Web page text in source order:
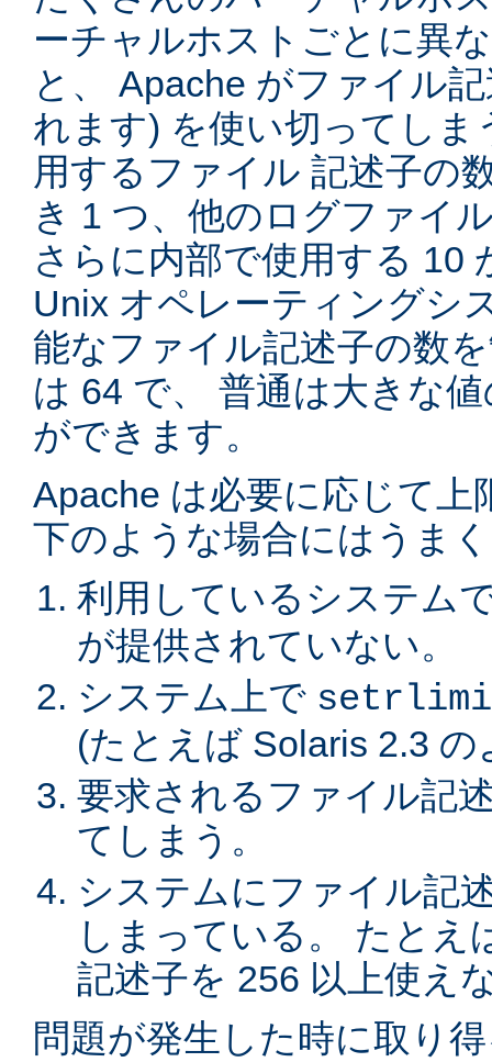
ーチャルホストごとに異
と、 Apache がファイル
れます) を使い切ってし
用するファイル 記述子の
き 1 つ、他のログファイ
さらに内部で使用する 10
Unix オペレーティングシ
能なファイル記述子の数
は 64 で、 普通は大きな
ができます。
Apache は必要に応じて
下のような場合にはうま
利用しているシステム
が提供されていない。
システム上で
(たとえば Solaris 2.3 の
要求されるファイル記
てしまう。
システムにファイル記
しまっている。 たとえ
記述子を 256 以上使え
問題が発生した時に取り